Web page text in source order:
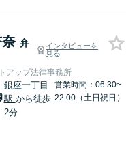
奈 弁
インタビューを
見る
アップ法律事務所
銀座一丁目
駅 から徒歩
2分
営業時間：06:30~
22:00（土日祝日）